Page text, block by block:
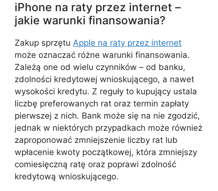
iPhone na raty przez internet –
jakie warunki finansowania?
Zakup sprzętu Apple na raty przez internet
może oznaczać różne warunki finansowania.
Zależą one od wielu czynników – od banku,
zdolności kredytowej wnioskującego, a nawet
wysokości kredytu. Z reguły to kupujący ustala
liczbę preferowanych rat oraz termin zapłaty
pierwszej z nich. Bank może się na nie zgodzić,
jednak w niektórych przypadkach może również
zaproponować zmniejszenie liczby rat lub
wpłacenie kwoty początkowej, która zmniejszy
comiesięczną ratę oraz poprawi zdolność
kredytową wnioskującego.